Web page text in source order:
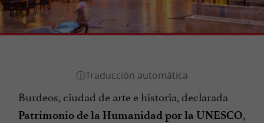
Burdeos, ciudad de arte e historia, declarada
Patrimonio de la Humanidad por la UNESCO,